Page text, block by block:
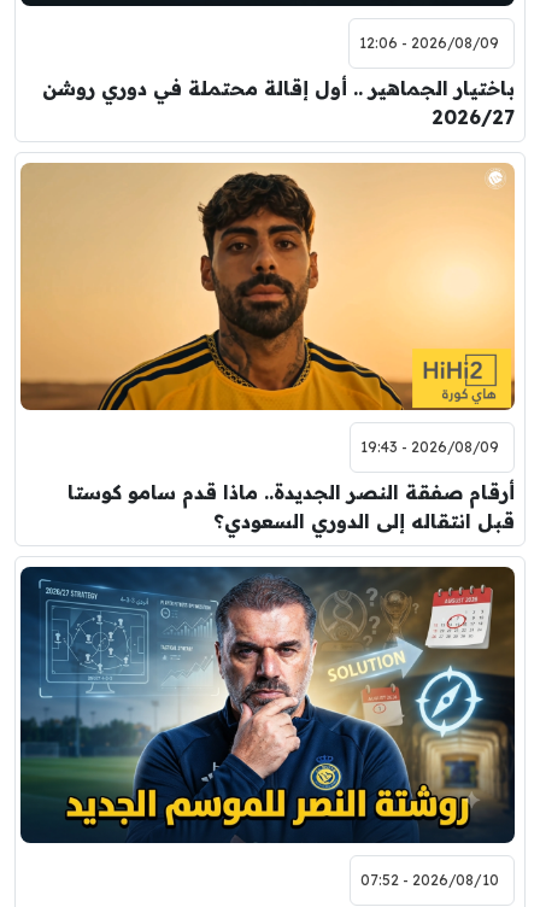
2026/08/09 - 12:06
باختيار الجماهير .. أول إقالة محتملة في دوري روشن
2026/27
2026/08/09 - 19:43
أرقام صفقة النصر الجديدة.. ماذا قدم سامو كوستا
قبل انتقاله إلى الدوري السعودي؟
2026/08/10 - 07:52